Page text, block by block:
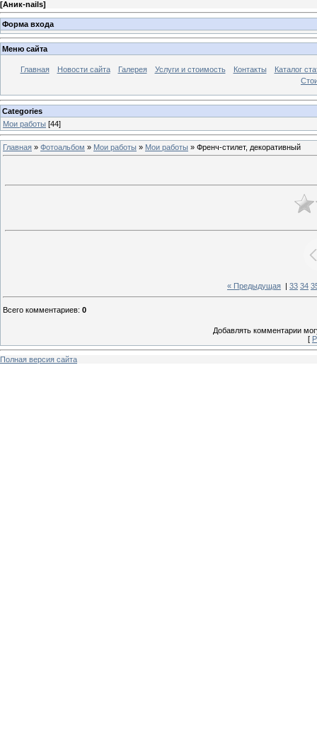
[Аник-nails]
Форма входа
Меню сайта
Главная Новости сайта Галерея Услуги и стоимость Контакты
Каталог
Categories
Мои работы [44]
Главная » Фотоальбом » Мои работы » Мои работы » Френч-стилет, декоративный
« Предыдущая 33 34
Всего комментариев: 0
Добавлять комментарии
[
Полная версия сайта